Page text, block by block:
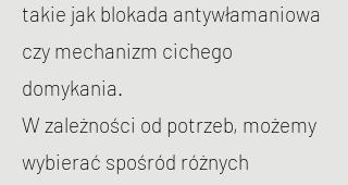
takie jak blokada antywłamaniowa
czy mechanizm cichego
domykania.
W zależności od potrzeb, możemy
wybierać spośród różnych